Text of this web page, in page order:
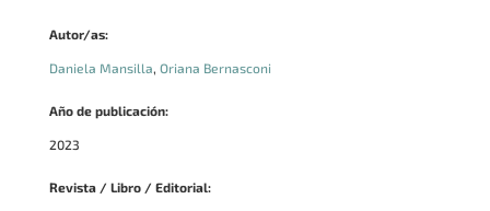
Autor/as:
Daniela Mansilla, Oriana Bernasconi
Año de publicación:
2023
Revista / Libro / Editorial: